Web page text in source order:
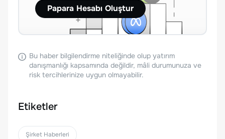
Papara Hesabı Oluştur
Bu haber bilgilendirme niteliğinde olup yatırım
danışmanlığı kapsamında değildir, mâli durumunuza ve
risk tercihlerinize uygun olmayabilir.
Etiketler
Şirket Haberleri